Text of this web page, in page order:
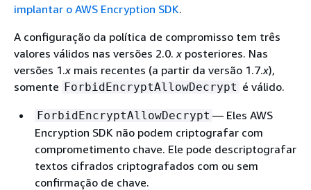
implantar o AWS Encryption SDK.
A configuração da política de compromisso tem três
valores válidos nas versões 2.0.x posteriores. Nas
versões 1.x mais recentes (a partir da versão 1.7.x),
somente ForbidEncryptAllowDecrypt é válido.
ForbidEncryptAllowDecrypt — Eles AWS
Encryption SDK não podem criptografar com
comprometimento chave. Ele pode descriptografar
textos cifrados criptografados com ou sem
confirmação de chave.